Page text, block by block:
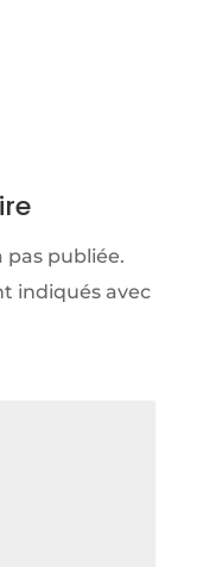
pas publiée.
indiqués avec